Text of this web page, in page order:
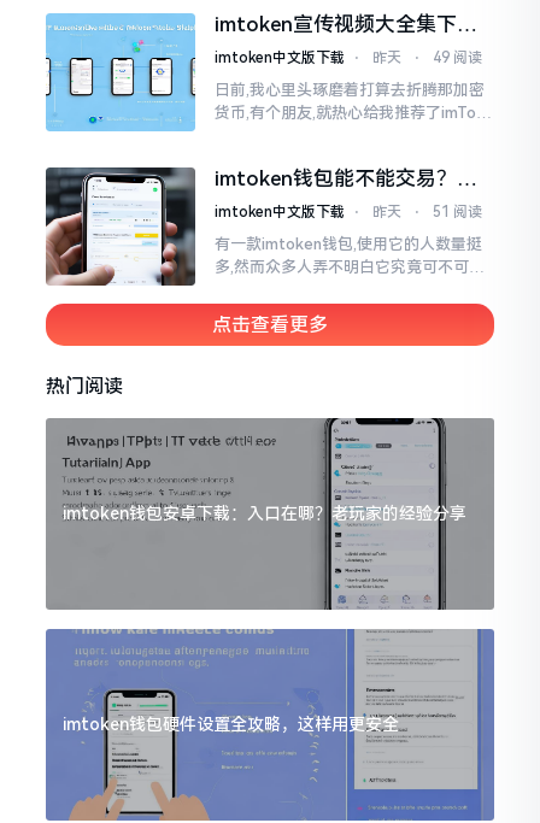
一个“钱包”而已
imtoken宣传视频大全集下
载，新手看完就懂怎么用
imtoken中文版下载 ⋅ 昨天 ⋅ 49 阅读
日前,我心里头琢磨着打算去折腾那加密
货币,有个朋友,就热心给我推荐了imTok
imtoken钱包能不能交易？一
文说清楚
imtoken中文版下载 ⋅ 昨天 ⋅ 51 阅读
有一款imtoken钱包,使用它的人数量挺
多,然而众多人弄不明白它究竟可不可以
钱包和交易所原本就是不同的事物,像是
存钱罐与菜市场那般
点击查看更多
热门阅读
imtoken钱包安卓下载：入口在哪？老玩家的经验分享
imtoken钱包硬件设置全攻略，这样用更安全